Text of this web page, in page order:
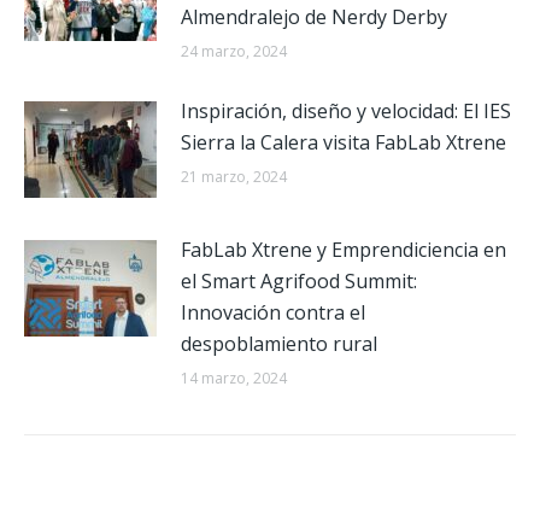
Almendralejo de Nerdy Derby
24 marzo, 2024
Inspiración, diseño y velocidad: El IES
Sierra la Calera visita FabLab Xtrene
21 marzo, 2024
FabLab Xtrene y Emprendiciencia en
el Smart Agrifood Summit:
Innovación contra el
despoblamiento rural
14 marzo, 2024